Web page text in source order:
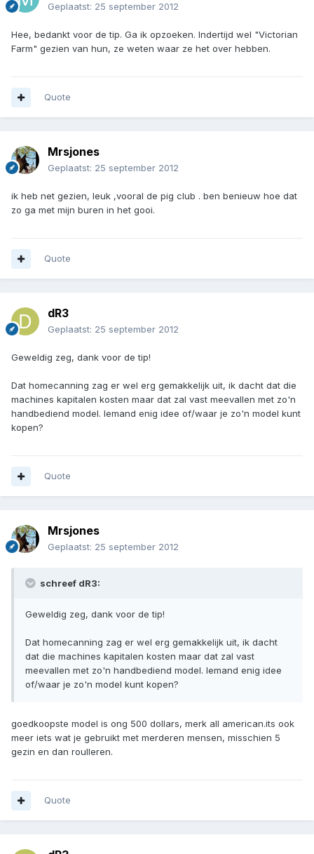
Geplaatst: 25 september 2012
Hee, bedankt voor de tip. Ga ik opzoeken. Indertijd wel "Victorian
Farm" gezien van hun, ze weten waar ze het over hebben.
Quote
Mrsjones
Geplaatst: 25 september 2012
ik heb net gezien, leuk ,vooral de pig club . ben benieuw hoe dat
zo ga met mijn buren in het gooi.
Quote
dR3
Geplaatst: 25 september 2012
Geweldig zeg, dank voor de tip!
Dat homecanning zag er wel erg gemakkelijk uit, ik dacht dat die
machines kapitalen kosten maar dat zal vast meevallen met zo'n
handbediend model. Iemand enig idee of/waar je zo'n model kunt
kopen?
Quote
Mrsjones
Geplaatst: 25 september 2012
schreef dR3:
Geweldig zeg, dank voor de tip!
Dat homecanning zag er wel erg gemakkelijk uit, ik dacht
dat die machines kapitalen kosten maar dat zal vast
meevallen met zo'n handbediend model. Iemand enig idee
of/waar je zo'n model kunt kopen?
goedkoopste model is ong 500 dollars, merk all american.its ook
meer iets wat je gebruikt met merderen mensen, misschien 5
gezin en dan roulleren.
Quote